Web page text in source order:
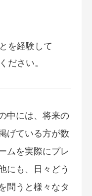
を経験して
ださい。
中には、将来の
げている方が数
ムを実際にプレ
にも、日々どう
問うと様々なタ